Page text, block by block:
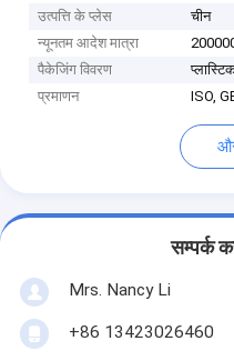
उत्पत्ति के प्लेस
चीन
न्यूनतम आदेश मात्रा
पैकेजिंग विवरण
प्रमाणन
ISO,
सम्पर्क
Mrs. Nancy Li
+86 13423026460